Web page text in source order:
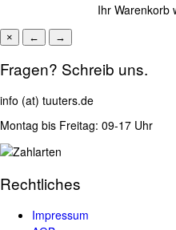
Ihr Warenkorb
× ← →
Fragen? Schreib uns.
info (at) tuuters.de
Montag bis Freitag: 09-17 Uhr
Rechtliches
Impressum